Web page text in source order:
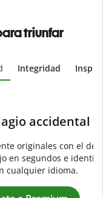
triunfar
Integridad